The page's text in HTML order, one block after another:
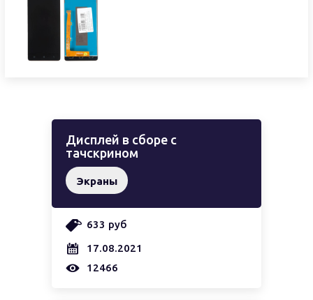
Дисплей в сборе с
тачскрином
Экраны
633 руб
17.08.2021
12466